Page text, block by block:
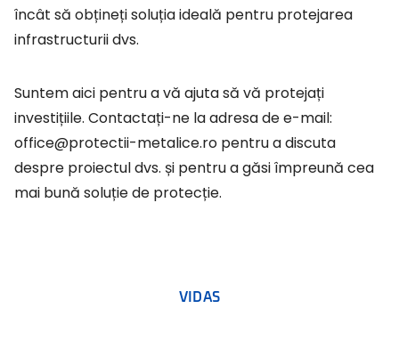
încât să obțineți soluția ideală pentru protejarea
infrastructurii dvs.
Suntem aici pentru a vă ajuta să vă protejați
investițiile. Contactați-ne la adresa de e-mail:
office@protectii-metalice.ro pentru a discuta
despre proiectul dvs. și pentru a găsi împreună cea
mai bună soluție de protecție.
VIDAS